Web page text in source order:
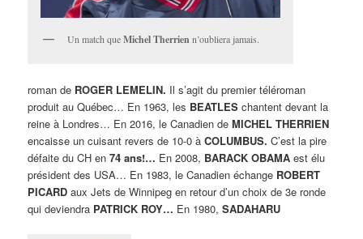
Un match queMichel Therrien n’oubliera jamais.
roman de ROGER LEMELIN. Il s’agit du premier téléroman
produit au Québec… En 1963, les BEATLES chantent devant la
reine à Londres… En 2016, le Canadien deMICHEL THERRIEN
encaisse un cuisant revers de 10-0 àCOLUMBUS. C’est la pire
défaite du CH en74 ans!… En 2008, BARACK OBAMA est élu
président des USA… En 1983, le Canadien échange ROBERT
PICARD aux Jets de Winnipeg en retour d’un choix de 3e ronde
qui deviendra PATRICK ROY… En 1980,SADAHARU